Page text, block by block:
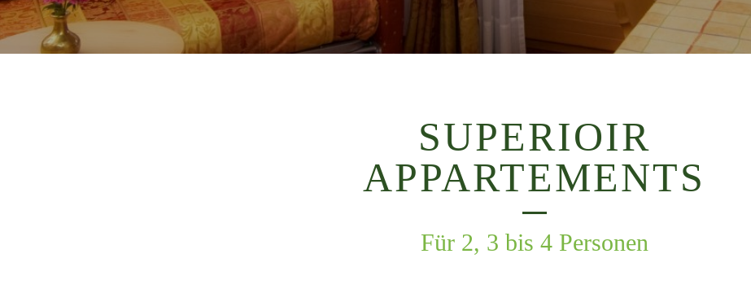
SUPERIOIR
APPARTEMENTS
Für 2, 3 bis 4 Personen